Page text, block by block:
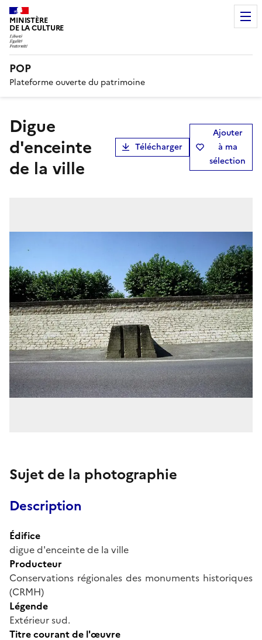
MINISTÈRE
DE LA CULTURE
POP
Plateforme ouverte du patrimoine
digue
d'enceinte
de la ville
Télécharger
Ajouter
à ma
sélection
Sujet de la photographie
Description
Édifice
digue d'enceinte de la ville
Producteur
Conservations régionales des monuments historiques
(CRMH)
Légende
Extérieur sud.
Titre courant de l'œuvre